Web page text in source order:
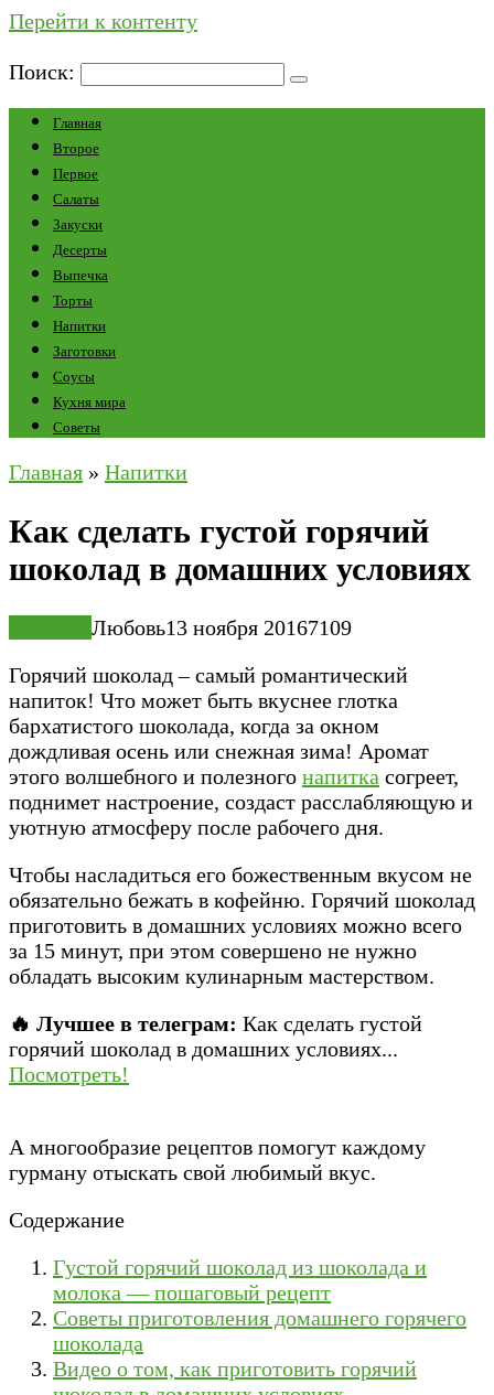
Перейти к контенту
Поиск:
Главная
Второе
Первое
Салаты
Закуски
Десерты
Выпечка
Торты
Напитки
Заготовки
Соусы
Кухня мира
Советы
Главная » Напитки
Как сделать густой горячий
шоколад в домашних условиях
Любовь13 ноября 20167109
Горячий шоколад – самый романтический
напиток! Что может быть вкуснее глотка
бархатистого шоколада, когда за окном
дождливая осень или снежная зима! Аромат
этого волшебного и полезного напитка согреет,
поднимет настроение, создаст расслабляющую и
уютную атмосферу после рабочего дня.
Чтобы насладиться его божественным вкусом не
обязательно бежать в кофейню. Горячий шоколад
приготовить в домашних условиях можно всего
за 15 минут, при этом совершено не нужно
обладать высоким кулинарным мастерством.
🔥 Лучшее в телеграм: Как сделать густой
горячий шоколад в домашних условиях...
Посмотреть!
А многообразие рецептов помогут каждому
гурману отыскать свой любимый вкус.
Содержание
Густой горячий шоколад из шоколада и
молока — пошаговый рецепт
Советы приготовления домашнего горячего
шоколада
Видео о том, как приготовить горячий